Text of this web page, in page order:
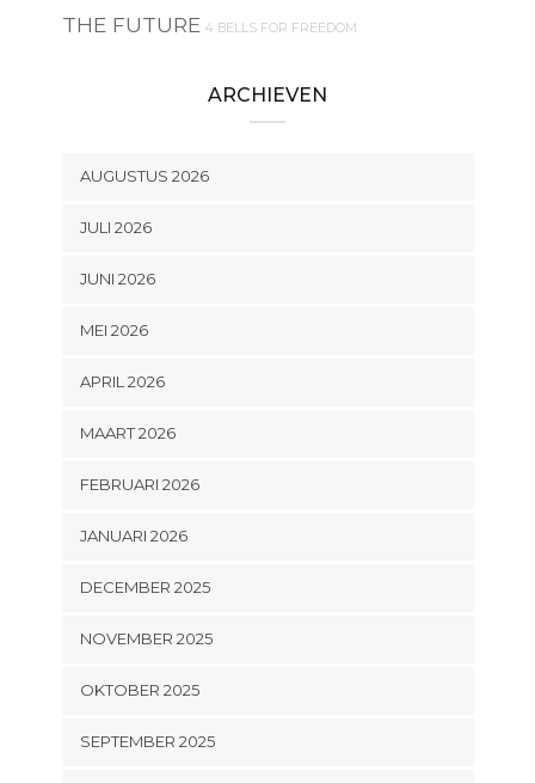
THE FUTURE 4 BELLS FOR FREEDOM
ARCHIEVEN
AUGUSTUS 2026
JULI 2026
JUNI 2026
MEI 2026
APRIL 2026
MAART 2026
FEBRUARI 2026
JANUARI 2026
DECEMBER 2025
NOVEMBER 2025
OKTOBER 2025
SEPTEMBER 2025